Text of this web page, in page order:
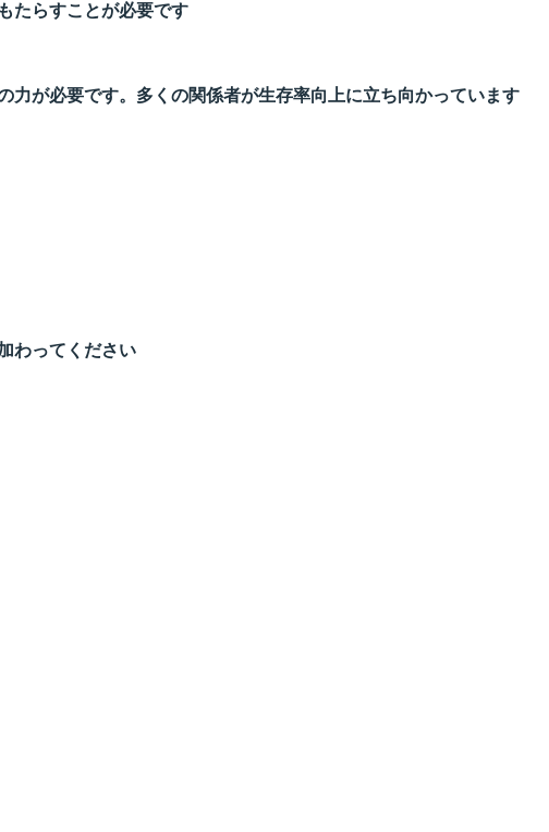
たらすことが必要です
力が必要です。多くの関係者が生存率向上に立ち向かっています
わってください